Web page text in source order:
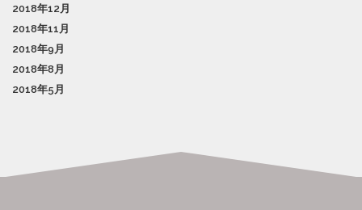
2018年12月
2018年11月
2018年9月
2018年8月
2018年5月